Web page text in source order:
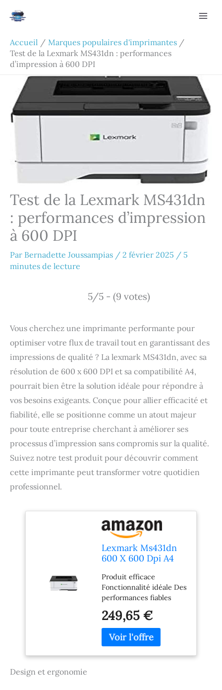
Accueil
Marques populaires d'imprimantes
Test de la Lexmark MS431dn : performances
d’impression à 600 DPI
Test de la Lexmark MS431dn
: performances d’impression
à 600 DPI
Par Bernadette Joussampias / 2 février 2025 / 5
minutes de lecture
5/5 - (9 votes)
Vous cherchez une imprimante performante pour
optimiser votre flux de travail tout en garantissant des
impressions de qualité ? La lexmark MS431dn, avec sa
résolution de 600 x 600 DPI et sa compatibilité A4,
pourrait bien être la solution idéale pour répondre à
vos besoins exigeants. Conçue pour allier efficacité et
fiabilité, elle se positionne comme un atout majeur
pour toute entreprise cherchant à améliorer ses
processus d’impression sans compromis sur la qualité.
Suivez notre test produit pour découvrir comment
cette imprimante peut transformer votre quotidien
professionnel.
Lexmark Ms431dn
600 X 600 Dpi A4
40ppm 256mb 1ghz
Dual Apa Displ)
Produit efficace
Fonctionnalité idéale Des
performances fiables
249,65 €
Design et ergonomie
Rechercher